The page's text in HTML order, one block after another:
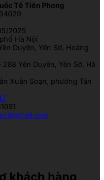
Tế Tiên Phong
2025
Hà Nội
Duyên, Yên Sở, Hoàng
268 Yên Duyên, Yên Sở, Hà
Xuân Soạn, phường Tân
khách hàng